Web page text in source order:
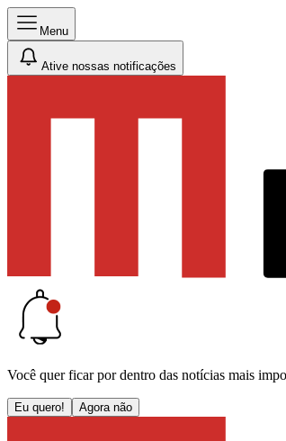
Menu
Ative nossas notificações
Você quer ficar por dentro das notícias mais
Eu quero! Agora não